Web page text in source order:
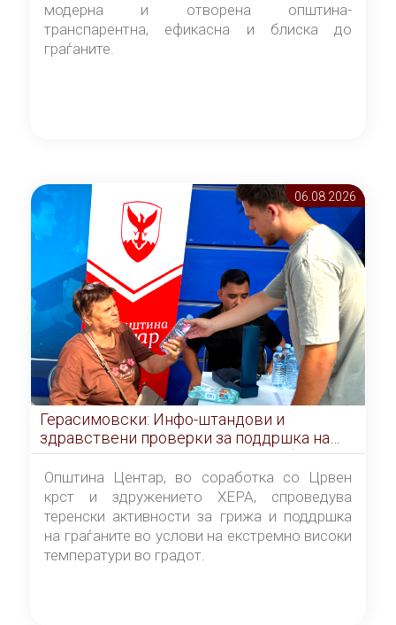
модерна и отворена општина-
транспарентна, ефикасна и блиска до
граѓаните.
06.08 2026
Герасимовски: Инфо-штандови и
здравствени проверки за поддршка на
граѓаните во услови на топлотен бран
Општина Центар, во соработка со Црвен
крст и здружението ХЕРА, спроведува
теренски активности за грижа и поддршка
на граѓаните во услови на екстремно високи
температури во градот.